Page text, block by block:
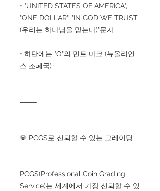
• "UNITED STATES OF AMERICA",
"ONE DOLLAR", "IN GOD WE TRUST
(우리는 하나님을 믿는다)"문자
• 하단에는 "O"의 민트 마크 (뉴올리언
스 조폐국)
⸻
💎 PCGS로 신뢰할 수 있는 그레이딩
PCGS(Professional Coin Grading
Service)는 세계에서 가장 신뢰할 수 있